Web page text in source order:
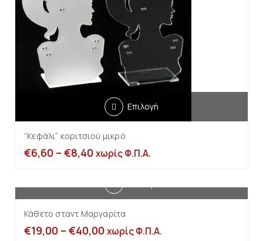
Επιλογή
“Κεφάλι” κοριτσιού μικρό
€6,60 – €8,40 χωρίς Φ.Π.Α.
Κάθετο σταντ Μαργαρίτα
€19,00 – €40,00 χωρίς Φ.Π.Α.